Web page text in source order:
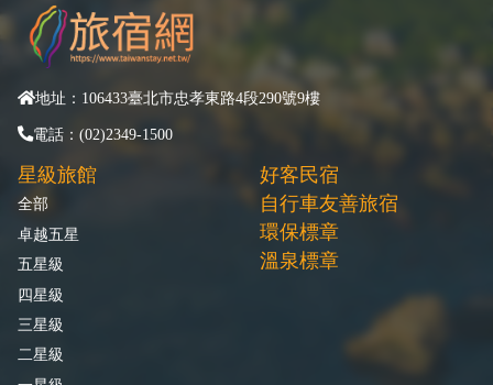
地址：106433臺北市忠孝東路4段290號9樓
電話：(02)2349-1500
星級旅館
全部
卓越五星
五星級
四星級
三星級
二星級
好客民宿
自行車友善旅宿
環保標章
溫泉標章